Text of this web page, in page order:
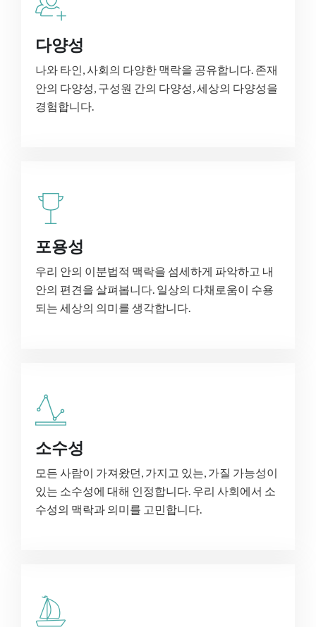
다양성
나와 타인, 사회의 다양한 맥락을 공유합니다. 존재
안의 다양성, 구성원 간의 다양성, 세상의 다양성을
경험합니다.
포용성
우리 안의 이분법적 맥락을 섬세하게 파악하고 내
안의 편견을 살펴봅니다. 일상의 다채로움이 수용
되는 세상의 의미를 생각합니다.
소수성
모든 사람이 가져왔던, 가지고 있는, 가질 가능성이
있는 소수성에 대해 인정합니다. 우리 사회에서 소
수성의 맥락과 의미를 고민합니다.